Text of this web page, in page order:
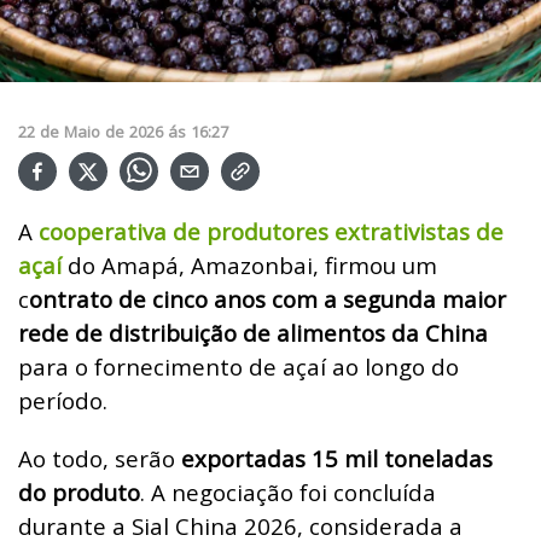
22 de Maio de 2026 ás 16:27
A cooperativa de produtores extrativistas de
açaí do Amapá, Amazonbai, firmou um
contrato de cinco anos com a segunda maior
rede de distribuição de alimentos da China
para o fornecimento de açaí ao longo do
período.
Ao todo, serão exportadas 15 mil toneladas
do produto. A negociação foi concluída
durante a Sial China 2026, considerada a